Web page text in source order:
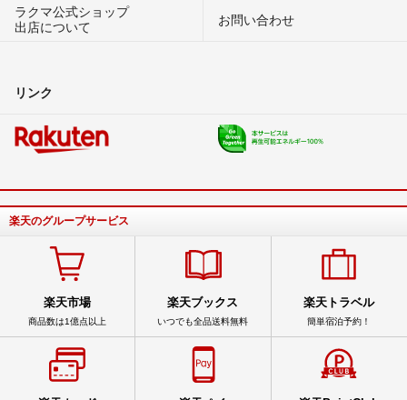
ラクマ公式ショップ
出店について
お問い合わせ
リンク
楽天のグループサービス
楽天市場
商品数は1億点以上
楽天ブックス
いつでも全品送料無料
楽天トラベル
簡単宿泊予約！